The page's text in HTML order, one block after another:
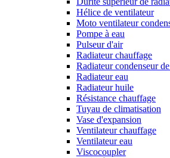
Hélice de ventilateur
Moto ventilateur
Pompe à eau
Pulseur d'air
Radiateur chauffage
Radiateur condenseur
Radiateur eau
Radiateur huile
Résistance chauffage
Tuyau de climatisation
Vase d'expansion
Ventilateur chauffage
Ventilateur eau
Viscocoupler